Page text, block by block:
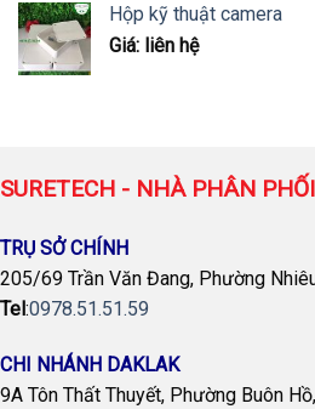
Hộp kỹ thuật camera
Giá: liên hệ
SURETECH - NHÀ PHÂN
TRỤ SỞ CHÍNH
205/69 Trần Văn Đang, Phường
Tel:0978.51.51.59
CHI NHÁNH DAKLAK
9A Tôn Thất Thuyết, Phường Buôn